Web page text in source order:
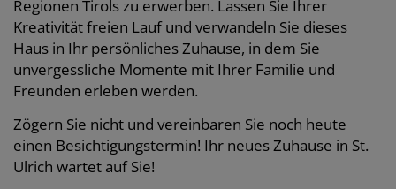
Regionen Tirols zu erwerben. Lassen Sie Ihrer
Kreativität freien Lauf und verwandeln Sie dieses
Haus in Ihr persönliches Zuhause, in dem Sie
unvergessliche Momente mit Ihrer Familie und
Freunden erleben werden.
Zögern Sie nicht und vereinbaren Sie noch heute
einen Besichtigungstermin! Ihr neues Zuhause in St.
Ulrich wartet auf Sie!